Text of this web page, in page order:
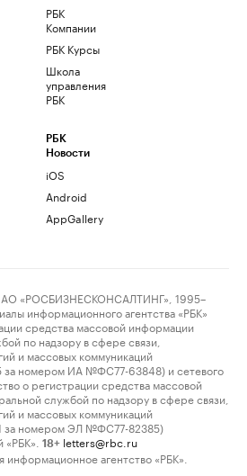
РБК
Компании
РБК Курсы
Школа
управления
РБК
РБК
Новости
iOS
Android
AppGallery
«РОСБИЗНЕСКОНСАЛТИНГ», 1995–
информационного агентства «РБК»
средства массовой информации
по надзору в сфере связи,
и массовых коммуникаций
за номером ИА №ФС77-63848) и сетевого
о регистрации средства массовой
службой по надзору в сфере связи,
и массовых коммуникаций
за номером ЭЛ №ФС77-82385)
18+ letters@rbc.ru
информационное агентство «РБК».